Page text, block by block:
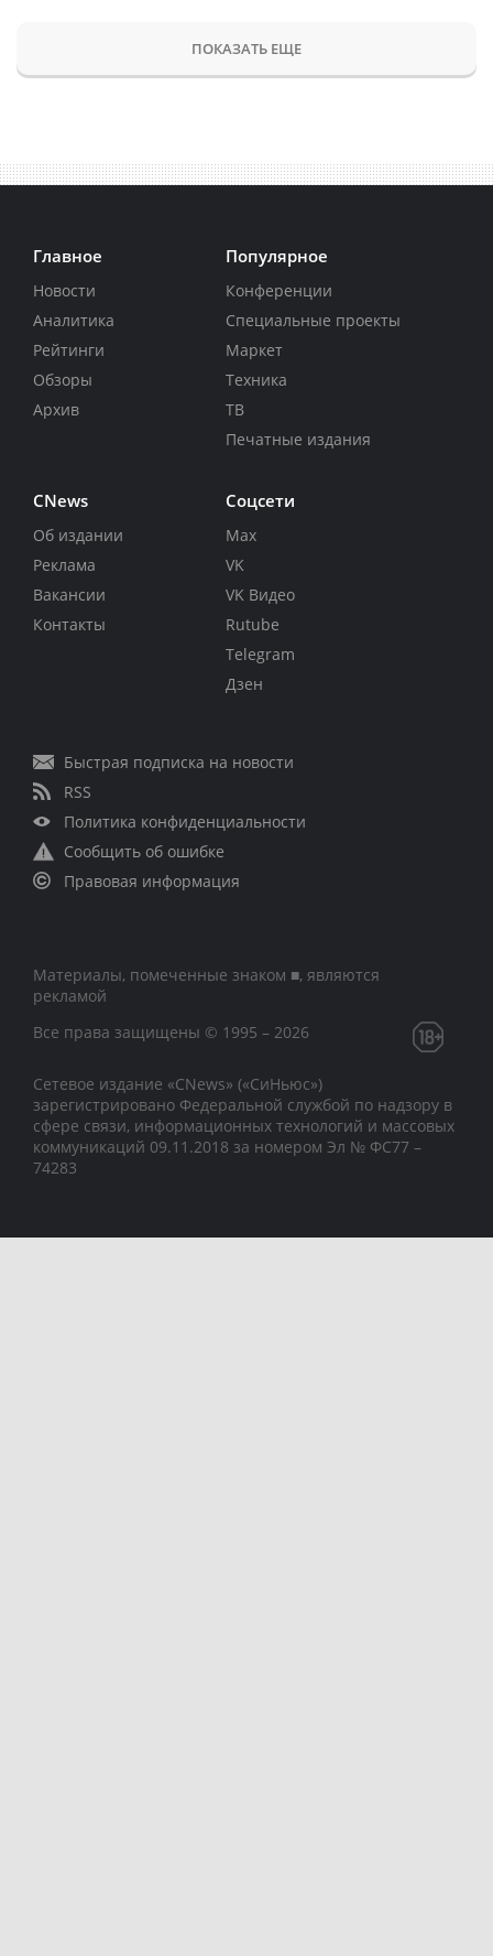
ПОКАЗАТЬ ЕЩЕ
Главное
Новости
Аналитика
Рейтинги
Обзоры
Архив
Популярное
Конференции
Специальные проекты
Маркет
Техника
ТВ
Печатные издания
CNews
Об издании
Реклама
Вакансии
Контакты
Соцсети
Max
VK
VK Видео
Rutube
Telegram
Дзен
Быстрая подписка на новости
RSS
Политика конфиденциальности
Сообщить об ошибке
Правовая информация
Материалы, помеченные знаком ■, являются
рекламой
Все права защищены © 1995 – 2026
Сетевое издание «CNews» («СиНьюс»)
зарегистрировано Федеральной службой по надзору в
сфере связи, информационных технологий и массовых
коммуникаций 09.11.2018 за номером Эл № ФС77 –
74283